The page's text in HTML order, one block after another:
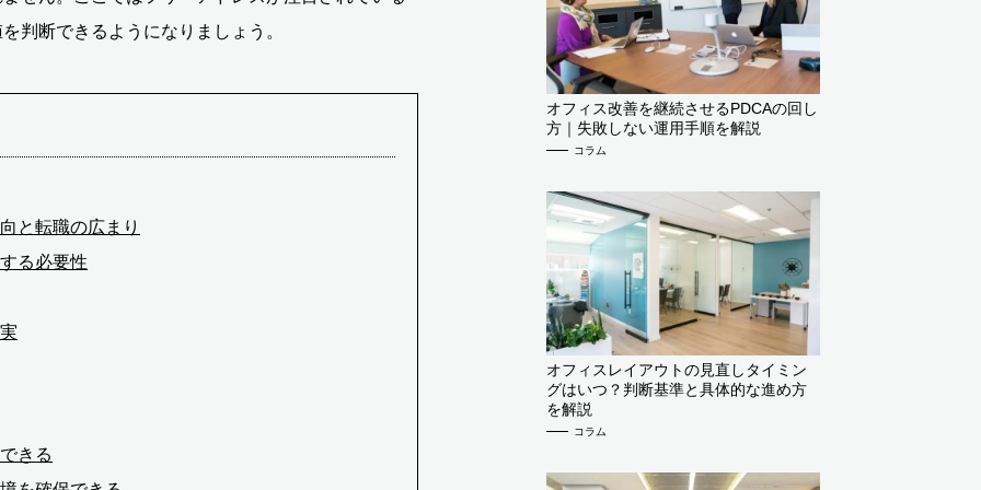
オフィス改善を継続させるPDCAの回し
方｜失敗しない運用手順を解説
コラム
オフィスレイアウトの見直しタイミン
グはいつ？判断基準と具体的な進め方
を解説
コラム
判断できるようになりましょう。
と転職の広まり
る必要性
きる